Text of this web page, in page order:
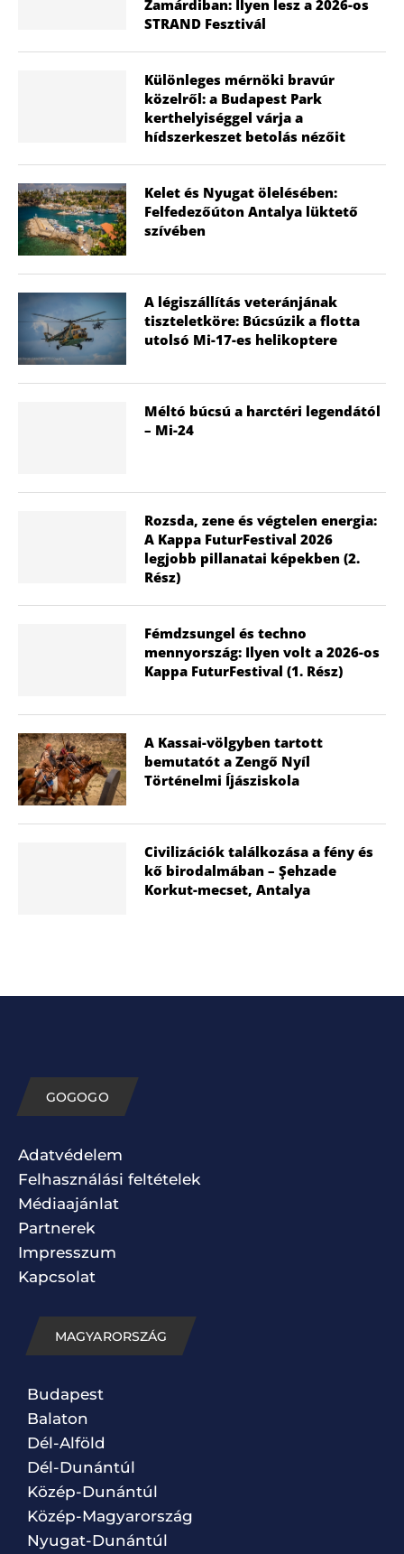
Zamárdiban: Ilyen lesz a 2026-os
STRAND Fesztivál
Különleges mérnöki bravúr
közelről: a Budapest Park
kerthelyiséggel várja a
hídszerkeszet betolás nézőit
Kelet és Nyugat ölelésében:
Felfedezőúton Antalya lüktető
szívében
A légiszállítás veteránjának
tiszteletköre: Búcsúzik a flotta
utolsó Mi-17-es helikoptere
Méltó búcsú a harctéri legendától
– Mi-24
Rozsda, zene és végtelen energia:
A Kappa FuturFestival 2026
legjobb pillanatai képekben (2.
Rész)
Fémdzsungel és techno
mennyország: Ilyen volt a 2026-os
Kappa FuturFestival (1. Rész)
A Kassai-völgyben tartott
bemutatót a Zengő Nyíl
Történelmi Íjásziskola
Civilizációk találkozása a fény és
kő birodalmában – Şehzade
Korkut-mecset, Antalya
GOGOGO
Adatvédelem
Felhasználási feltételek
Médiaajánlat
Partnerek
Impresszum
Kapcsolat
MAGYARORSZÁG
Budapest
Balaton
Dél-Alföld
Dél-Dunántúl
Közép-Dunántúl
Közép-Magyarország
Nyugat-Dunántúl